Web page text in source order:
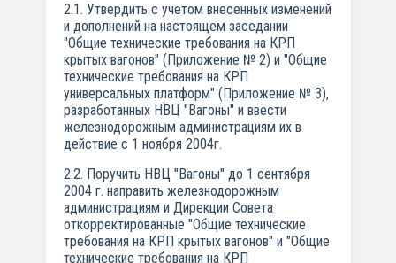
2.1. Утвердить с учетом внесенных изменений
и дополнений на настоящем заседании
"Общие технические требования на КРП
крытых вагонов" (Приложение № 2) и "Общие
технические требования на КРП
универсальных платформ" (Приложение № 3),
разработанных НВЦ "Вагоны" и ввести
железнодорожным администрациям их в
действие с 1 ноября 2004г.
2.2. Поручить НВЦ "Вагоны" до 1 сентября
2004 г. направить железнодорожным
администрациям и Дирекции Совета
откорректированные "Общие технические
требования на КРП крытых вагонов" и "Общие
технические требования на КРП